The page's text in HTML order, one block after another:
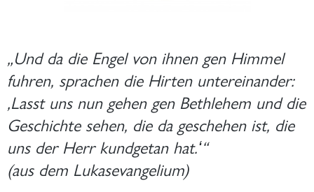
„Und da die Engel von ihnen gen Himmel
fuhren, sprachen die Hirten untereinander:
‚Lasst uns nun gehen gen Bethlehem und die
Geschichte sehen, die da geschehen ist, die
uns der Herr kundgetan hat.ʻ“
(aus dem Lukasevangelium)